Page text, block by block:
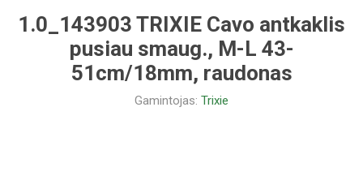
1.0_143903 TRIXIE Cavo antkaklis
pusiau smaug., M-L 43-
51cm/18mm, raudonas
Gamintojas: Trixie